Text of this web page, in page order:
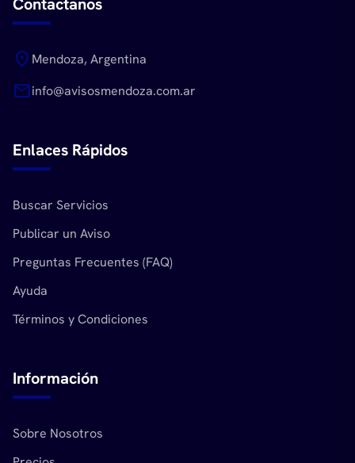
location_on Mendoza, Argentina
mailinfo@avisosmendoza.com.ar
Enlaces Rápidos
Buscar Servicios
Publicar un Aviso
Preguntas Frecuentes (FAQ)
Ayuda
Términos y Condiciones
Información
Sobre Nosotros